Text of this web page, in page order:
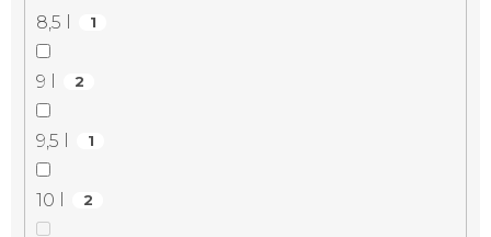
8,5 l 1
9 l 2
9,5 l 1
10 l 2